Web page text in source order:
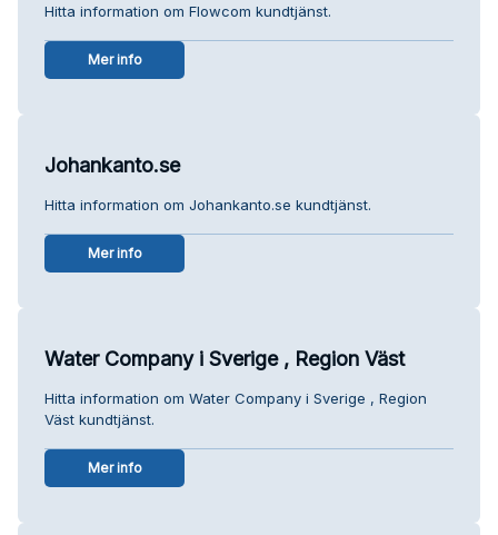
Hitta information om Flowcom kundtjänst.
Mer info
Johankanto.se
Hitta information om Johankanto.se kundtjänst.
Mer info
Water Company i Sverige , Region Väst
Hitta information om Water Company i Sverige , Region
Väst kundtjänst.
Mer info